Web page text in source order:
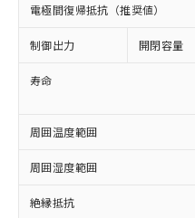
電極間復帰抵抗（推奨値）
制御出力 開閉容量
寿命
周囲温度範囲
周囲湿度範囲
絶縁抵抗
以下の条件をお読
ご利用ください。
本サービス
商品の当社在
(税抜)を提供
当社制御機
本サービス
ことをご了承
在庫状況お
対応予定なし：EU
非含有に非対応の
定はありません。
調査・確認中：EU
非含有の対応状況
非該当品：ライセ
害物質有無と関係の
仕入先様の事情に
いたものが、含有
むを得ず変更する
基準値以下である
「×」：最大均質材
基準値を超えている
「－」：未確認で
当社は、こ
為替および外